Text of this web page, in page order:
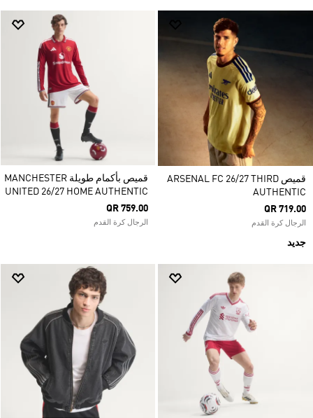
قميص ARSENAL FC 26/27 THIRD
AUTHENTIC
QR 719.00
الرجال كرة القدم
جديد
قميص بأكمام طويلة MANCHESTER
UNITED 26/27 HOME AUTHENTIC
QR 759.00
الرجال كرة القدم